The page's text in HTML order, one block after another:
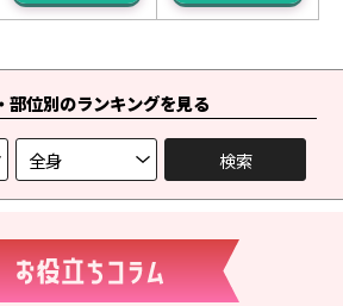
部位別のランキングを見る